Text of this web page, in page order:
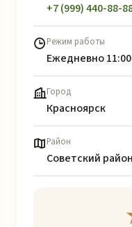
+7 (999) 440-88-
Режим работы
Ежедневно
Город
Красноярск
Район
Советский район